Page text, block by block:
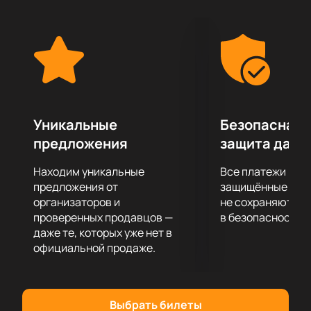
временными и кажущимися.
Если вы хотите полностью отвлечься и сбросить с
себя груз повседневных забот спектакль «С
любимыми не расставайтесь» поможет вам в этом.
удовольствие от актерской игры, декораций,
костюмов и музыкального сопровождения.
Уникальные
предложения
Находим уникальные
предложения от
организаторов и
проверенных продавцов —
даже те, которых уже нет в
официальной продаже.
Безопасная
защита
Все платежи
защищённые
не сохраняются
в безопасности.
Выбрать билеты